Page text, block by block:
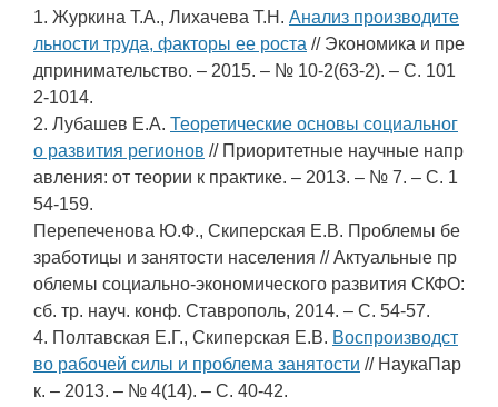
1. Журкина Т.А., Лихачева Т.Н. Анализ производите
льности труда, факторы ее роста // Экономика и пре
дпринимательство. – 2015. – № 10-2(63-2). – С. 101
2-1014.
2. Лубашев Е.А. Теоретические основы социальног
о развития регионов // Приоритетные научные напр
авления: от теории к практике. – 2013. – № 7. – С. 1
54-159.
Перепеченова Ю.Ф., Скиперская Е.В. Проблемы бе
зработицы и занятости населения // Актуальные пр
облемы социально-экономического развития СКФО:
сб. тр. науч. конф. Ставрополь, 2014. – С. 54-57.
4. Полтавская Е.Г., Скиперская Е.В. Воспроизводст
во рабочей силы и проблема занятости // НаукаПар
к. – 2013. – № 4(14). – С. 40-42.